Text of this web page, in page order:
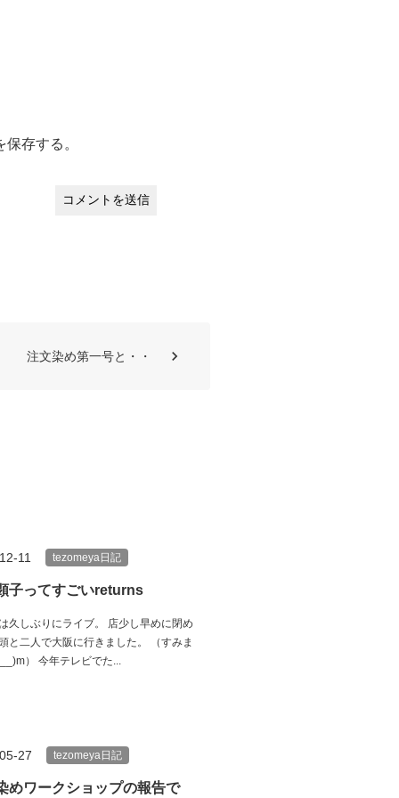
存する。
注文染め第一号と・・
11 tezomeya日記
子ってすごいreturns
久しぶりにライブ。 店少し早めに閉め
と二人で大阪に行きました。 （すみま
） 今年テレビでた...
27 tezomeya日記
めワークショップの報告で